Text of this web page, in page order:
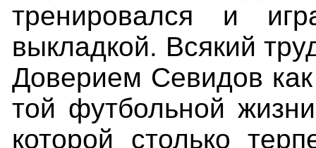
тренировался и
выкладкой. Всякий
Доверием Севидов
той футбольной
которой столько